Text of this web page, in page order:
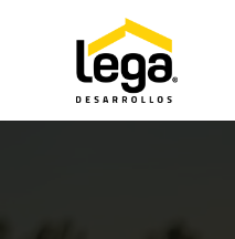
contenido